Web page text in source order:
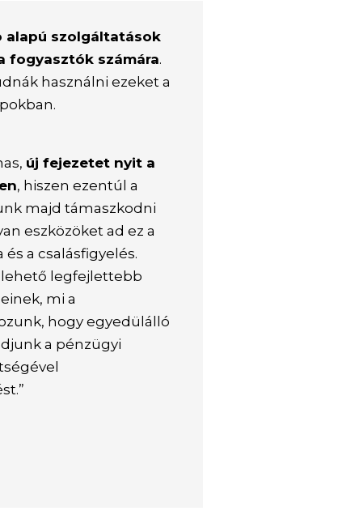
alapú szolgáltatások
fogyasztók számára.
használni ezeket a
új fejezetet nyit a
, hiszen ezentúl a
majd támaszkodni
eszközöket ad ez a
a csalásfigyelés.
legfejlettebb
mi a
hogy egyedülálló
a pénzügyi